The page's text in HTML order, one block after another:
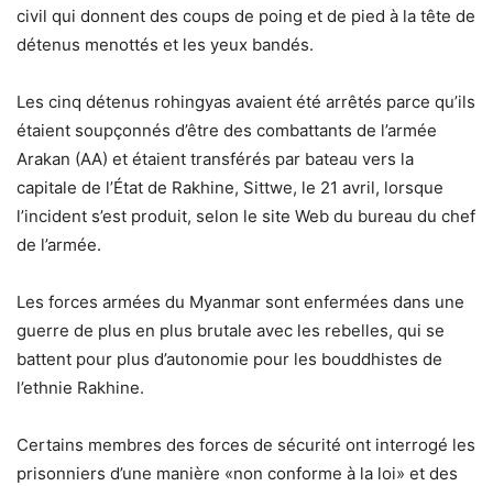
civil qui donnent des coups de poing et de pied à la tête de
détenus menottés et les yeux bandés.
Les cinq détenus rohingyas avaient été arrêtés parce qu’ils
étaient soupçonnés d’être des combattants de l’armée
Arakan (AA) et étaient transférés par bateau vers la
capitale de l’État de Rakhine, Sittwe, le 21 avril, lorsque
l’incident s’est produit, selon le site Web du bureau du chef
de l’armée.
Les forces armées du Myanmar sont enfermées dans une
guerre de plus en plus brutale avec les rebelles, qui se
battent pour plus d’autonomie pour les bouddhistes de
l’ethnie Rakhine.
Certains membres des forces de sécurité ont interrogé les
prisonniers d’une manière «non conforme à la loi» et des